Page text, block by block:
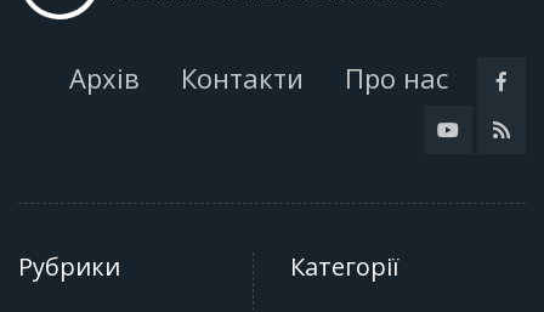
Архів Контакти Про нас
Рубрики Категорії